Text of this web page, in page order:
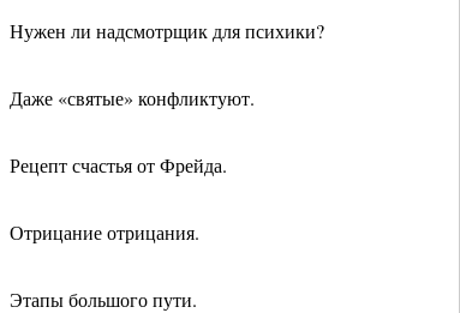
Нужен ли надсмотрщик для психики?
Даже «святые» конфликтуют.
Рецепт счастья от Фрейда.
Отрицание отрицания.
Этапы большого пути.